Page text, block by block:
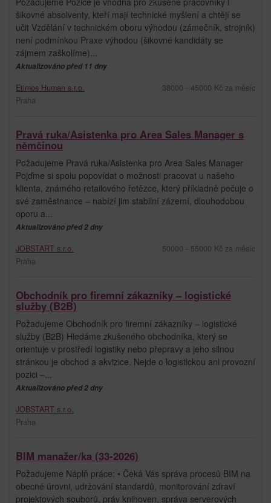
šikovné absolventy, kteří mají technické myšlení a chtějí se
učit Vzdělání v technickém oboru výhodou (zámečník, strojník)
není podmínkou Praxe výhodou (šikovné kandidáty se
zájmem zaškolíme)...
Aktualizováno před 11 dny
Etimos Human s.r.o.
Praha
38000 - 45000 Kč za měsíc
Pravá ruka/Asistenka pro Area Sales Manager s
němčinou
Požadujeme Pravá ruka/Asistenka pro Area Sales Manager
Pojďme si spolu popovídat o možnosti pracovat u našeho
klienta, známého retailového řetězce, který příkladně pečuje o
své zaměstnance – nabízí jim stabilní zázemí, dlouhodobou
oporu a...
Aktualizováno před 2 dny
JOBSTART s.r.o.
Praha
50000 - 55000 Kč za měsíc
Obchodník pro firemní zákazníky – logistické
služby (B2B)
Požadujeme Obchodník pro firemní zákazníky – logistické
služby (B2B) Hledáme zkušeného obchodníka, který se
orientuje v prostředí logistiky nebo přepravy a jeho silnou
stránkou je obchod a akvizice. Nejde o logistickou ani provozní
pozici –...
Aktualizováno před 2 dny
JOBSTART s.r.o.
Praha
BIM manažer/ka (33-2026)
Požadujeme Náplň práce: • Čeká Vás správa procesů BIM na
obecné úrovni, udržování standardů, monitorování zdraví
projektových souborů, práv knihoven, správa serverových